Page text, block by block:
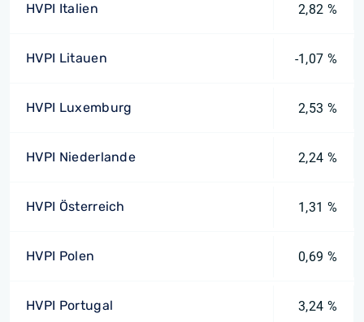
HVPI Italien 2,82 %
HVPI Litauen -1,07 %
HVPI Luxemburg 2,53 %
HVPI Niederlande 2,24 %
HVPI Österreich 1,31 %
HVPI Polen 0,69 %
HVPI Portugal 3,24 %